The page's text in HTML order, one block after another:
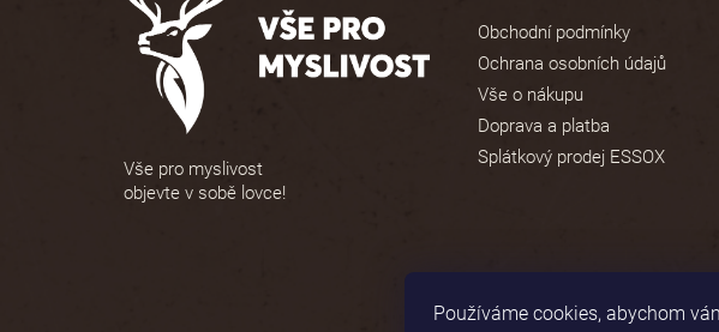
Používáme cookies, abychom
Vše pro myslivost
objevte v sobě lovce!
Obchodní podmínky
Ochrana osobních údajů
Vše o nákupu
Doprava a platba
Splátkový prodej ESSOX